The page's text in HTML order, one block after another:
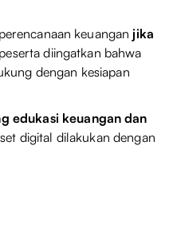
keuanganjika
diingatkan bahwa
dengan kesiapan
edukasi keuangan dan
digital dilakukan dengan